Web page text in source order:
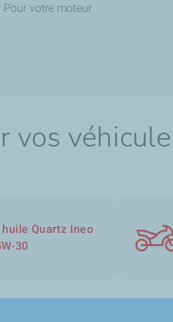
Pour votre moteur
vos
huile Quartz Ineo
30